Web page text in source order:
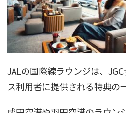
JALの国際線ラウンジは、
ス利用者に提供される特典の